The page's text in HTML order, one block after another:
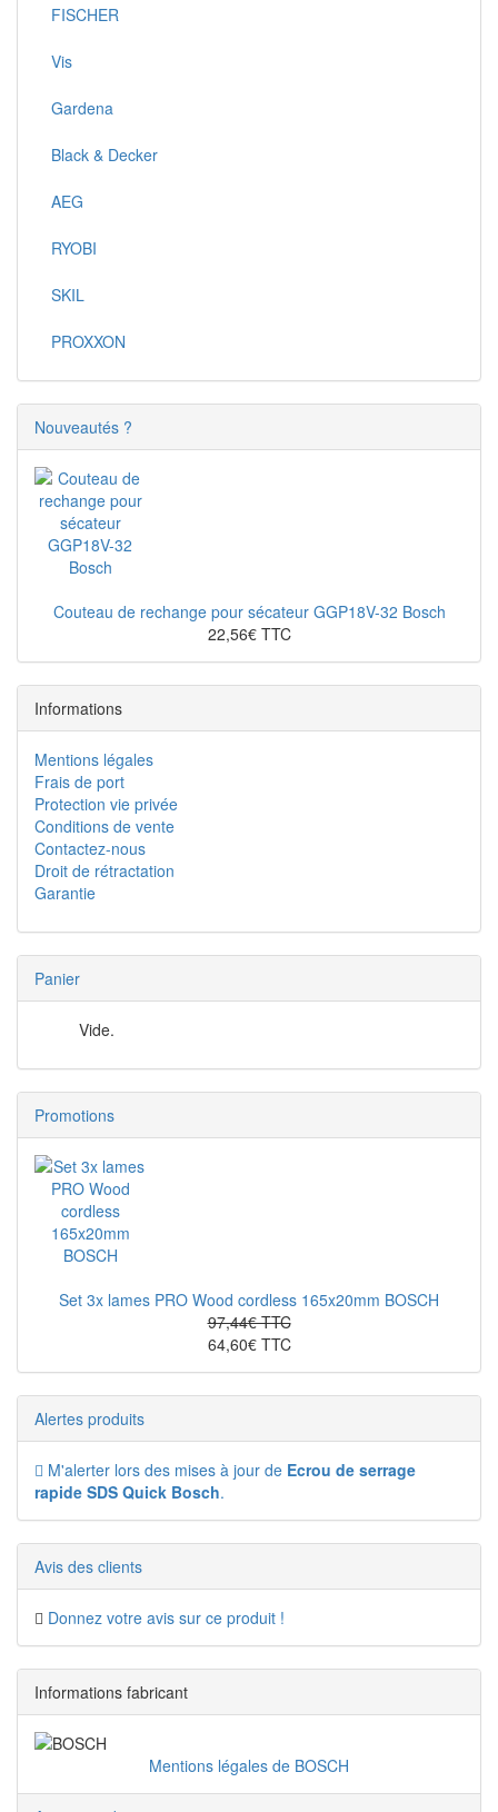
FISCHER
Vis
Gardena
Black & Decker
AEG
RYOBI
SKIL
PROXXON
Nouveautés ?
Couteau de rechange pour sécateur GGP18V-32 Bosch
22,56€ TTC
Informations
Mentions légales
Frais de port
Protection vie privée
Conditions de vente
Contactez-nous
Droit de rétractation
Garantie
Panier
Vide.
Promotions
Set 3x lames PRO Wood cordless 165x20mm BOSCH
97,44€ TTC
64,60€ TTC
Alertes produits
M'alerter lors des mises à jour de Ecrou de serrage
rapide SDS Quick Bosch.
Avis des clients
Donnez votre avis sur ce produit !
Informations fabricant
Mentions légales de BOSCH